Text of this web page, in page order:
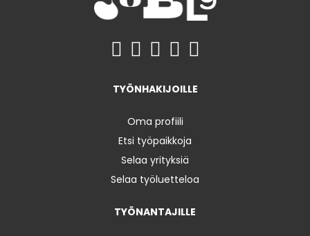
TYÖNHAKIJOILLE
Oma profiili
Etsi työpaikkoja
Selaa yrityksiä
Selaa työluetteloa
TYÖNANTAJILLE